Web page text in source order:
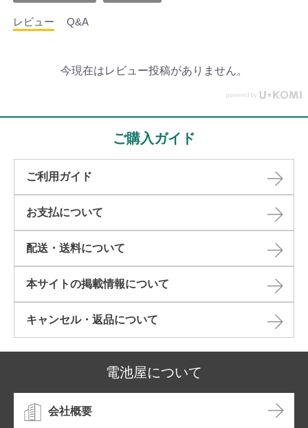
レビュー Q&A
今現在はレビュー投稿がありません。
ご購入ガイド
ご利用ガイド
お支払について
配送・送料について
本サイトの掲載情報について​
キャンセル・返品について​
電池屋について
会社概要